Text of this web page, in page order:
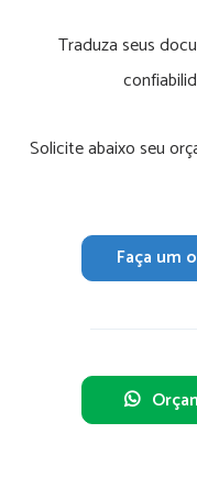
Traduza seus
Solicite abaixo seu
Faça um